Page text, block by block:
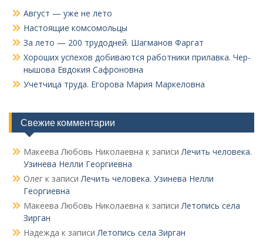
Август — уже не лето
Настоящие комсомольцы
За лето — 200 трудодней. Шагманов Фаргат
Хороших успехов добиваются работники прилавка. Чер­
нышова Евдокия Сафроновна
Учетчица труда. Его­рова Мария Маркеловна
Свежие комментарии
Макеева Любовь Николаевна к записиЛечить человека.
Узинева Нелли Георгиевна
Олег к записиЛечить человека. Узинева Нелли
Георгиевна
Макеева Любовь Николаевна к записиЛетопись села
Зирган
Надежда к записиЛетопись села Зирган